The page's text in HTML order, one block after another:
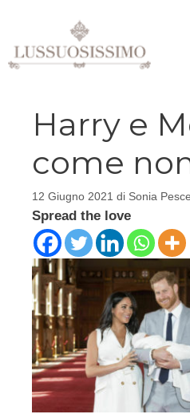
contenuto
Harry e
come
12 Giugno 2021 di Sonia Pesce
Spread the love